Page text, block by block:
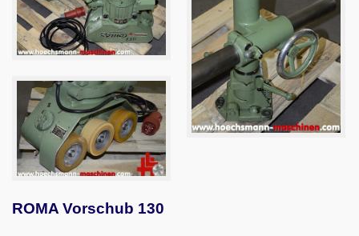
ROMA Vorschub 130